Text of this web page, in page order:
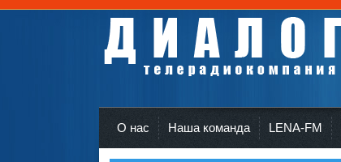
О нас Наша команда LENA-FM